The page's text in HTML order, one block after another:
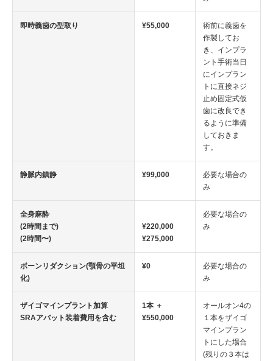
即時義歯の型取り ¥55,000
術前に義歯を
作製してお
き、インプラ
ント手術当日
にインプラン
トに直接ネジ
止め固定式仮
歯に改良でき
るように準備
しておきま
す。
静脈内鎮静 ¥99,000
必要な場合の
み
全身麻酔
(2時間まで)
(2時間〜)
¥220,000
¥275,000
必要な場合の
み
ボーンリダクション(顎骨の平坦
化)
¥0
必要な場合の
み
ザイゴマインプラント加算
SRAアバット装着費用を含む
1本 ＋
¥550,000
オールオン4の
１本をザイゴ
マインプラン
トにした場合
(残りの３本は